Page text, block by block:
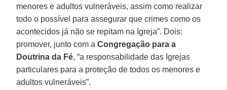
menores e adultos vulneráveis, assim como realizar
todo o possível para assegurar que crimes como os
acontecidos já não se repitam na Igreja”. Dois:
promover, junto com aCongregação para a
Doutrina da Fé, “a responsabilidade das Igrejas
particulares para a proteção de todos os menores e
adultos vulneráveis”.